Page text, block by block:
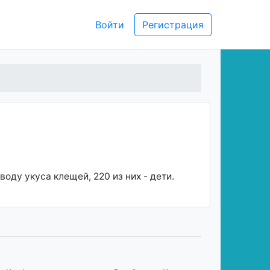
Войти Регистрация
укуса клещей, 220 из них - дети.